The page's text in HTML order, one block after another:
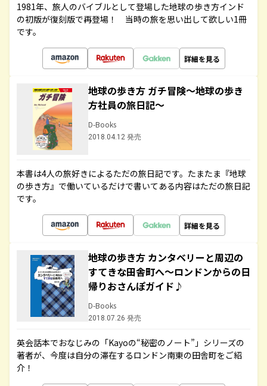
1981年、旅人のバイブルとして登場した地球の歩き方インド
の初版が復刻版で再登場！ 当時の旅を思い出して欲しい1冊
です。
詳細を見る
地球の歩き方 ガチ冒険～地球の歩き
方社員の旅日記～
D-Books
2018.04.12 発売
本書は4人の旅好きによるただの旅日記です。たまたま『地球
の歩き方』で働いているだけで書いてある内容はただの旅日記
です。
詳細を見る
地球の歩き方 カンタベリーと周辺の
すてきな田舎町へ～ロンドンからの日
帰りおさんぽガイド♪
D-Books
2018.07.26 発売
英会話本でおなじみの「Kayoの“秘密のノート”」シリーズの
著者が、今度は自分の滞在するロンドン南東の田舎町をご紹
介！